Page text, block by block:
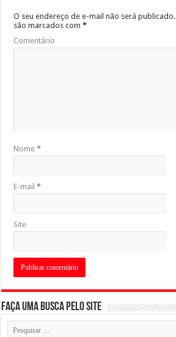
O seu endereço de e-mail não será publicado.
são marcados com*
Comentário
Nome*
E-mail*
Site
Faça uma busca pelo Site